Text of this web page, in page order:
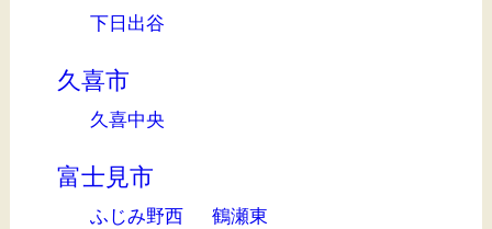
下日出谷
久喜市
久喜中央
富士見市
ふじみ野西 鶴瀬東